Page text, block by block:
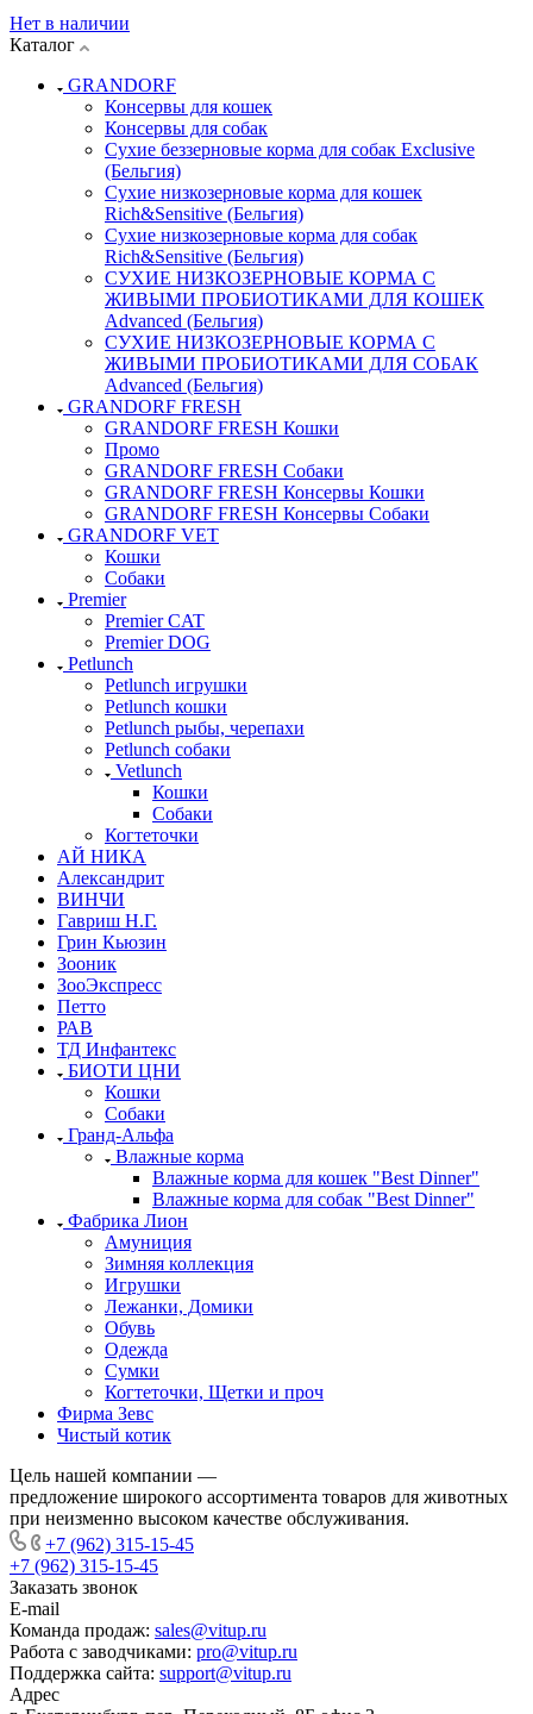
Нет в наличии
Каталог
GRANDORF
Консервы для кошек
Консервы для собак
Сухие беззерновые корма для собак Exclusive
(Бельгия)
Сухие низкозерновые корма для кошек
Rich&Sensitive (Бельгия)
Сухие низкозерновые корма для собак
Rich&Sensitive (Бельгия)
СУХИЕ НИЗКОЗЕРНОВЫЕ КОРМА С
ЖИВЫМИ ПРОБИОТИКАМИ ДЛЯ КОШЕК
Advanced (Бельгия)
СУХИЕ НИЗКОЗЕРНОВЫЕ КОРМА С
ЖИВЫМИ ПРОБИОТИКАМИ ДЛЯ СОБАК
Advanced (Бельгия)
GRANDORF FRESH
GRANDORF FRESH Кошки
Промо
GRANDORF FRESH Собаки
GRANDORF FRESH Консервы Кошки
GRANDORF FRESH Консервы Собаки
GRANDORF VET
Кошки
Собаки
Premier
Premier CAT
Premier DOG
Petlunch
Petlunch игрушки
Petlunch кошки
Petlunch рыбы, черепахи
Petlunch собаки
Vetlunch
Кошки
Собаки
Когтеточки
АЙ НИКА
Александрит
ВИНЧИ
Гавриш Н.Г.
Грин Кьюзин
Зооник
ЗооЭкспресс
Петто
РАВ
ТД Инфантекс
БИОТИ ЦНИ
Кошки
Собаки
Гранд-Альфа
Влажные корма
Влажные корма для кошек "Best Dinner"
Влажные корма для собак "Best Dinner"
Фабрика Лион
Амуниция
Зимняя коллекция
Игрушки
Лежанки, Домики
Обувь
Одежда
Сумки
Когтеточки, Щетки и проч
Фирма Зевс
Чистый котик
Цель нашей компании —
предложение широкого ассортимента товаров для животных
при неизменно высоком качестве обслуживания.
+7 (962) 315-15-45
+7 (962) 315-15-45
Заказать звонок
E-mail
Команда продаж: sales@vitup.ru
Работа с заводчиками: pro@vitup.ru
Поддержка сайта: support@vitup.ru
Адрес